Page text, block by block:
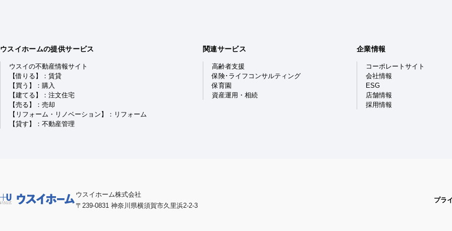
ウスイホームの提供サービス
ウスイの不動産情報サイト
【借りる】：賃貸
【買う】：購入
【建てる】：注文住宅
【売る】：売却
【リフォーム・リノベーション】：リフォーム
【貸す】：不動産管理
関連サービス
高齢者支援
保険･ライフコンサルティング
保育園
資産運用・相続
企業情報
コーポレートサイト
会社情報
ESG
店舗情報
採用情報
ウスイホーム株式会社
〒239-0831 神奈川県横須賀市久里浜2-2-3
プラ